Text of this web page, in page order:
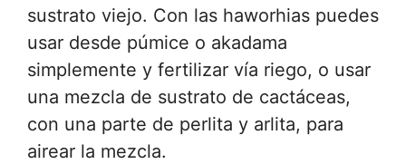
sustrato viejo. Con las haworhias puedes
usar desde púmice o akadama
simplemente y fertilizar vía riego, o usar
una mezcla de sustrato de cactáceas,
con una parte de perlita y arlita, para
airear la mezcla.